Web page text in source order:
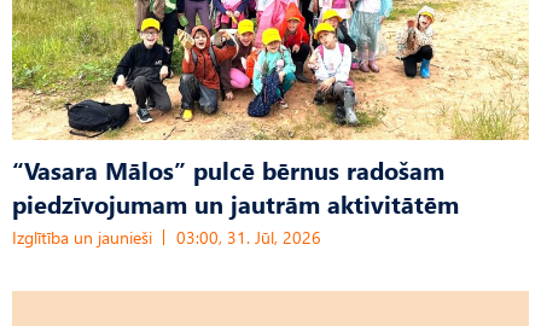
“Vasara Mālos” pulcē bērnus radošam
piedzīvojumam un jautrām aktivitātēm
Izglītība un jaunieši 03:00, 31. Jūl, 2026